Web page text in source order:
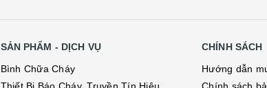
SẢN PHẨM - DỊCH VỤ
Bình Chữa Cháy
Thiết Bị Báo Cháy, Truyền Tín Hiệu
CHÍNH SÁCH
Hướng dẫn
Chính sách